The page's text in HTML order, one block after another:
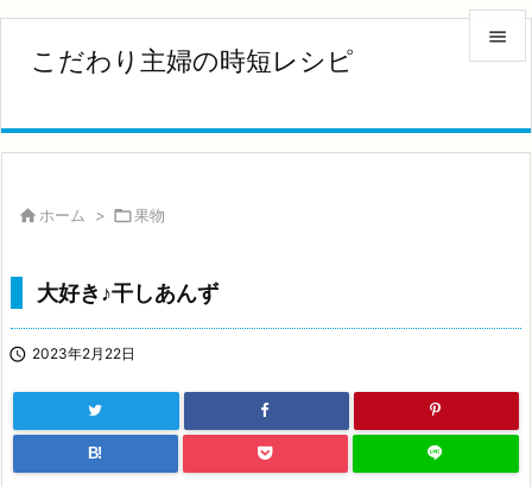
こだわり主婦の時短レシピ



 ホーム > 果物
大好き♪干しあんず
 2023年2月22日
B!